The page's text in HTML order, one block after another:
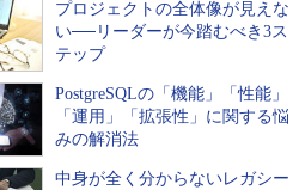
プロジェクトの全体像が見えな
い──リーダーが今踏むべき3ス
テップ
PostgreSQLの「機能」「性能」
「運用」「拡張性」に関する悩
みの解消法
中身が全く分からないレガシー